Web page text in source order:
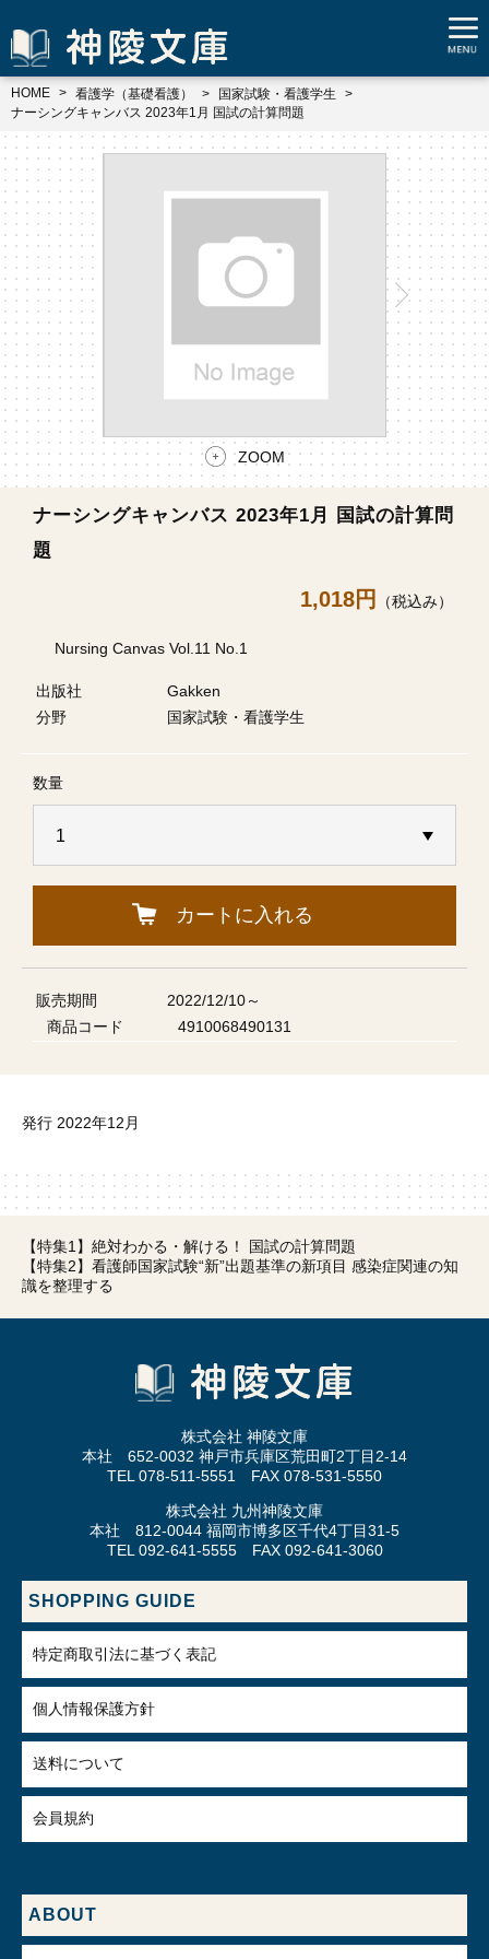
HOME 看護学（基礎看護）
国家試験・看護学生
ナーシングキャンバス 2023年1月 国試の計算問題
ZOOM
ナーシングキャンバス 2023年1月 国試の計算問
題
1,018円 （税込み）
Nursing Canvas Vol.11 No.1
出版社
Gakken
分野
国家試験・看護学生
数量
カートに入れる
販売期間
2022/12/10～
商品コード
4910068490131
発行 2022年12月
【特集1】絶対わかる・解ける！ 国試の計算問題
【特集2】看護師国家試験“新”出題基準の新項目 感染症関連の知
識を整理する
株式会社 神陵文庫
本社 652-0032 神戸市兵庫区荒田町2丁目2-14
TEL 078-511-5551 FAX 078-531-5550
株式会社 九州神陵文庫
本社 812-0044 福岡市博多区千代4丁目31-5
TEL 092-641-5555 FAX 092-641-3060
SHOPPING GUIDE
特定商取引法に基づく表記
個人情報保護方針
送料について
会員規約
ABOUT